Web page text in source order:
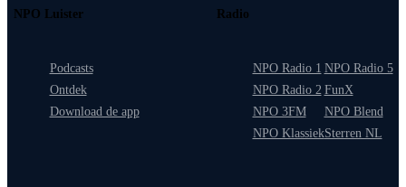
NPO Luister
Podcasts
Ontdek
Download de app
Radio
NPO Radio 1
NPO Radio 2
NPO 3FM
NPO Klassiek
NPO Radio 5
FunX
NPO Blend
Sterren NL